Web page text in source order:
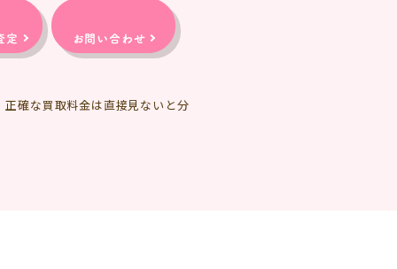
定 お問い合わせ
確な買取料金は直接見ないと分